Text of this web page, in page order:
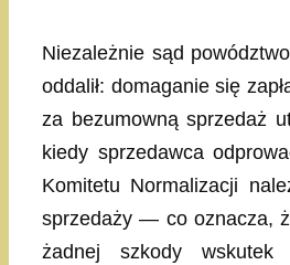
Niezależnie sąd
oddalił: domaganie się
za bezumowną sprzedaż
kiedy sprzedawca
Komitetu Normalizacji
sprzedaży — co oznacza,
żadnej szkody wskutek